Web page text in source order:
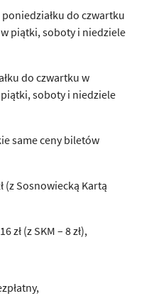
do czwartku
piątki, soboty i niedziele
do czwartku w
soboty i niedziele
same ceny biletów
(z Sosnowiecką Kartą
zł (z SKM – 8 zł),